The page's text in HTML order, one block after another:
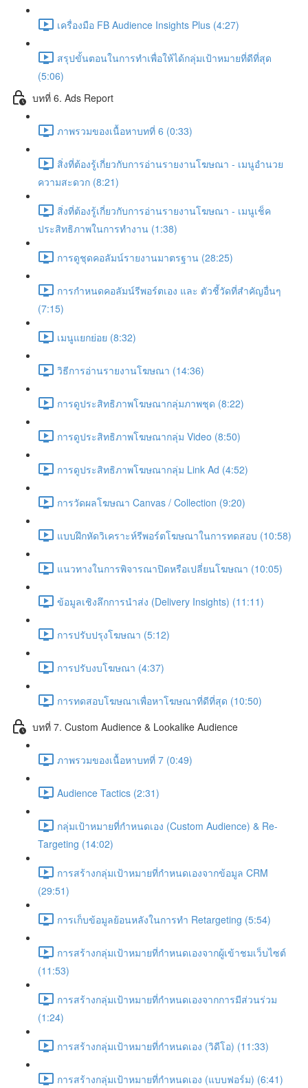
เครื่องมือ FB Audience Insights Plus (4:27)
สรุปขั้นตอนในการทำเพื่อให้ได้กลุ่มเป้าหมายที่ดีที่สุด
(5:06)
บทที่ 6. Ads Report
ภาพรวมของเนื้อหาบทที่ 6 (0:33)
สิ่งที่ต้องรู้เกี่ยวกับการอ่านรายงานโฆษณา - เมนูอำนวย
ความสะดวก (8:21)
สิ่งที่ต้องรู้เกี่ยวกับการอ่านรายงานโฆษณา - เมนูเช็ค
ประสิทธิภาพในการทำงาน (1:38)
การดูชุดคอลัมน์รายงานมาตรฐาน (28:25)
การกำหนดคอลัมน์รีพอร์ตเอง และ ตัวชี้วัดที่สำคัญอื่นๆ
(7:15)
เมนูแยกย่อย (8:32)
วิธีการอ่านรายงานโฆษณา (14:36)
การดูประสิทธิภาพโฆษณากลุ่มภาพชุด (8:22)
การดูประสิทธิภาพโฆษณากลุ่ม Video (8:50)
การดูประสิทธิภาพโฆษณากลุ่ม Link Ad (4:52)
การวัดผลโฆษณา Canvas / Collection (9:20)
แบบฝึกหัดวิเคราะห์รีพอร์ตโฆษณาในการทดสอบ (10:58)
แนวทางในการพิจารณาปิดหรือเปลี่ยนโฆษณา (10:05)
ข้อมูลเชิงลึกการนำส่ง (Delivery Insights) (11:11)
การปรับปรุงโฆษณา (5:12)
การปรับงบโฆษณา (4:37)
การทดสอบโฆษณาเพื่อหาโฆษณาที่ดีที่สุด (10:50)
บทที่ 7. Custom Audience & Lookalike Audience
ภาพรวมของเนื้อหาบทที่ 7 (0:49)
Audience Tactics (2:31)
กลุ่มเป้าหมายที่กำหนดเอง (Custom Audience) & Re-
Targeting (14:02)
การสร้างกลุ่มเป้าหมายที่กำหนดเองจากข้อมูล CRM
(29:51)
การเก็บข้อมูลย้อนหลังในการทำ Retargeting (5:54)
การสร้างกลุ่มเป้าหมายที่กำหนดเองจากผู้เข้าชมเว็บไซต์
(11:53)
การสร้างกลุ่มเป้าหมายที่กำหนดเองจากการมีส่วนร่วม
(1:24)
การสร้างกลุ่มเป้าหมายที่กำหนดเอง (วิดีโอ) (11:33)
การสร้างกลุ่มเป้าหมายที่กำหนดเอง (แบบฟอร์ม) (6:41)